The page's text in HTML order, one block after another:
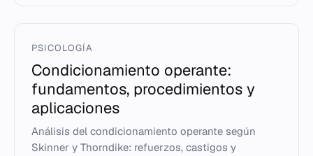
PSICOLOGÍA
Condicionamiento operante:
fundamentos, procedimientos y
aplicaciones
Análisis del condicionamiento operante según
Skinner y Thorndike: refuerzos, castigos y